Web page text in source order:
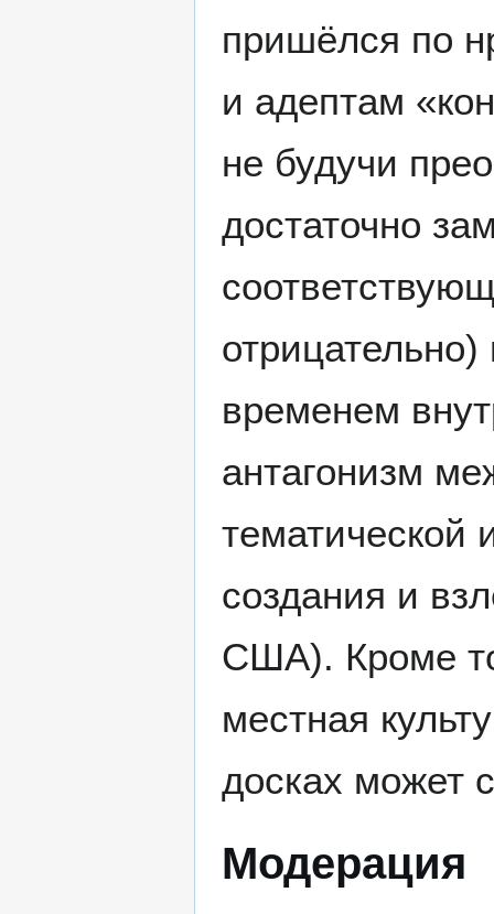
пришёлся по
и адептам
не будучи
достаточно
временем
антагонизм
тематической
создания и
США). Кроме
местная
досках может
Модерация